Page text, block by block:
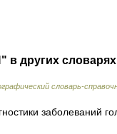
других
словарь-
заболеваний